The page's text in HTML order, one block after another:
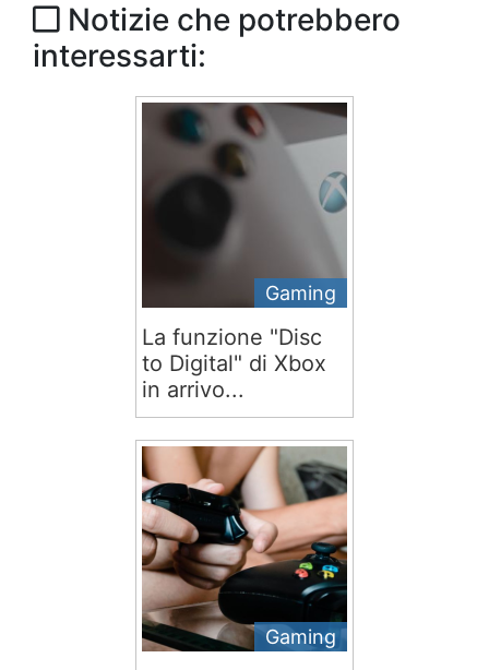
Notizie che potrebbero
interessarti:
Gaming
La funzione "Disc
to Digital" di Xbox
in arrivo...
Gaming